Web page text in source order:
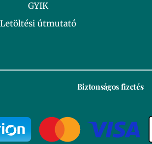
GYIK
Letöltési útmutató
Biztonságos fizetés